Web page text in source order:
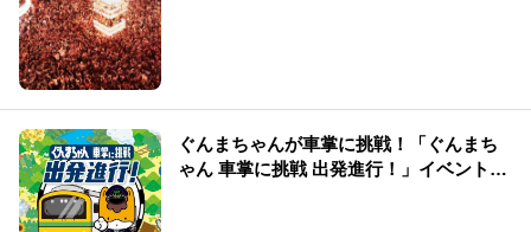
ぐんまちゃんが車掌に挑戦！「ぐんまち
ゃん 車掌に挑戦 出発進行！」イベント情